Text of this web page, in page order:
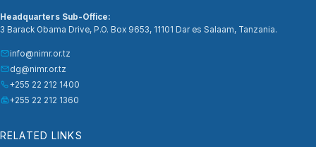
Headquarters Sub-Office:
3 Barack Obama Drive, P.O. Box 9653, 11101 Dar es Salaam, Tanzania.
info@nimr.or.tz
dg@nimr.or.tz
+255 22 212 1400
+255 22 212 1360
RELATED LINKS